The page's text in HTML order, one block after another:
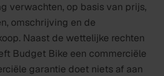
verwachten, op basis van prijs,
omschrijving en de
Naast de wettelijke rechten
Budget Bike een commerciële
garantie doet niets af aan